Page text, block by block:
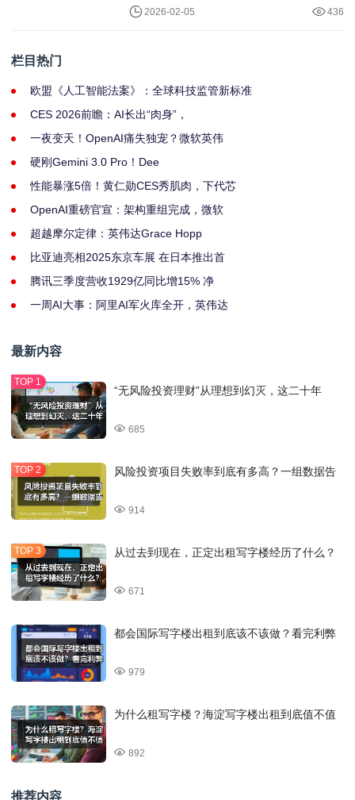
2026-02-05 436
栏目热门
欧盟《人工智能法案》：全球科技监管新标准
CES 2026前瞻：AI长出“肉身”，
一夜变天！OpenAI痛失独宠？微软英伟
硬刚Gemini 3.0 Pro！Dee
性能暴涨5倍！黄仁勋CES秀肌肉，下代芯
OpenAI重磅官宣：架构重组完成，微软
超越摩尔定律：英伟达Grace Hopp
比亚迪亮相2025东京车展 在日本推出首
腾讯三季度营收1929亿同比增15% 净
一周AI大事：阿里AI军火库全开，英伟达
最新内容
“无风险投资理财”从理想到幻灭，这二十年
685
风险投资项目失败率到底有多高？一组数据告
914
从过去到现在，正定出租写字楼经历了什么？
671
都会国际写字楼出租到底该不该做？看完利弊
979
为什么租写字楼？海淀写字楼出租到底值不值
892
推荐内容